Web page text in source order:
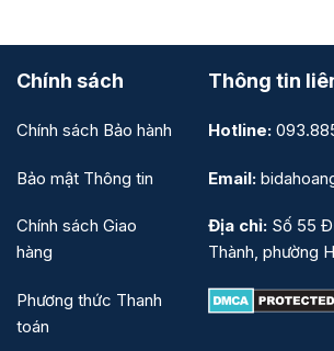
Chính sách
Chính sách Bảo hành
Bảo mật Thông tin
Chính sách Giao
hàng
Phương thức Thanh
toán
Thông tin
Hotline:
Email:
Địa chỉ: Số 55
Thành, phường